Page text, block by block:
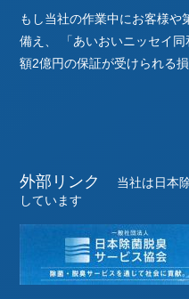
もし当社の作業中にお客様や
備え、
「あいおいニッセイ
額2億円の保証が受けられる
外部リンク
当社は日本
しています